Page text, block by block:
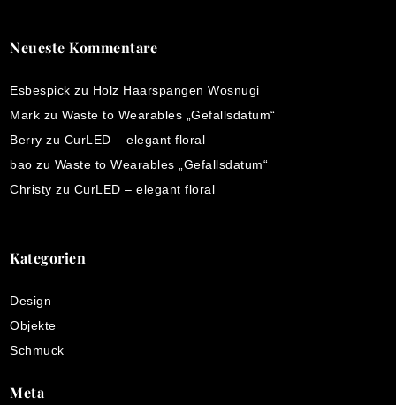
Neueste Kommentare
Esbespick zu Holz Haarspangen Wosnugi
Mark zuWaste to Wearables „Gefallsdatum“
Berry zu CurLED – elegant floral
bao zu Waste to Wearables „Gefallsdatum“
Christy zu CurLED – elegant floral
Kategorien
Design
Objekte
Schmuck
Meta